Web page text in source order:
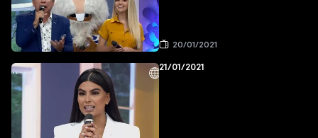
20/01/2021
21/01/2021